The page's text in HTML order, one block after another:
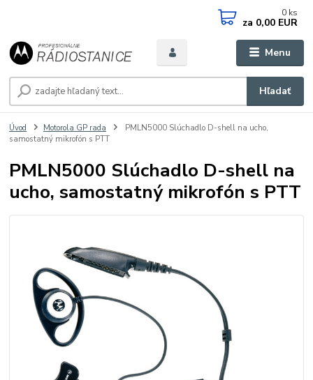
Menu
Hľadať
0 ks
za 0,00 EUR
Úvod Motorola GP rada
PMLN5000 Slúchadlo D-shell na ucho,
samostatný mikrofón s PTT
PMLN5000 Slúchadlo D-shell na
ucho, samostatný mikrofón s PTT